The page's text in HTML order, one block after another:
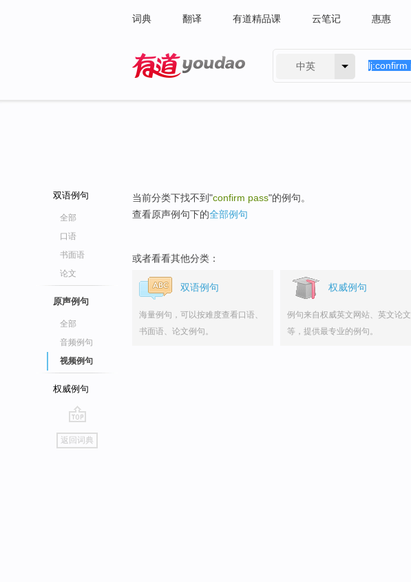
词典 翻译 有道精品课 云笔记 惠惠
中英
双语例句
全部
口语
书面语
论文
原声例句
全部
音频例句
视频例句
权威例句
go
top
返回词典
当前分类下找不到"confirm pass"的例句。
查看原声例句下的全部例句
或者看看其他分类：
双语例句
海量例句，可以按难度查看口语、
书面语、论文例句。
权威例句
例句来自权威英文网站、英文论文
等，提供最专业的例句。